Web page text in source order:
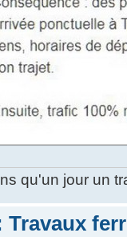
qu'un jour un
Travaux